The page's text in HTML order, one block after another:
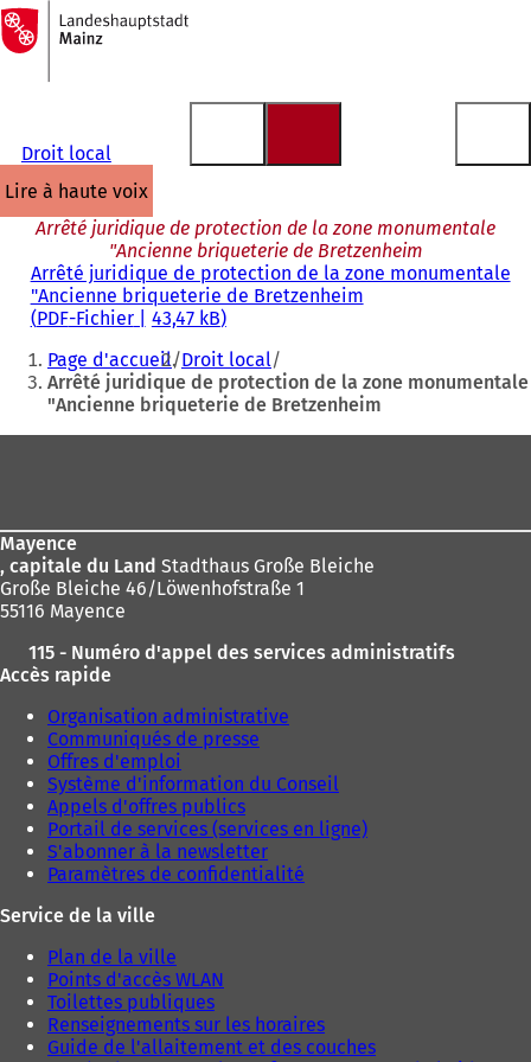
Accéder au contenu
Vers
la
page
d'accueil
Droit local
lire à haute voix
Arrêté juridique de protection de la zone monumentale
"Ancienne briqueterie de Bretzenheim
Arrêté juridique de protection de la zone monumentale
"Ancienne briqueterie de Bretzenheim
PDF-Fichier 43,47 kB
Vous
êtes
:
Page d'accueil Droit local
Arrêté juridique de protection de la zone monumentale
"Ancienne briqueterie de Bretzenheim
Mayence
, capitale du Land Stadthaus Große Bleiche
Große Bleiche 46/Löwenhofstraße 1
55116 Mayence
115 - Numéro d'appel des services administratifs
Accès rapide
Organisation administrative
Communiqués de presse
Offres d'emploi
Système d'information du Conseil
Appels d'offres publics
Portail de services (services en ligne)
S'abonner à la newsletter
Paramètres de confidentialité
Service de la ville
Plan de la ville
Points d'accès WLAN
Toilettes publiques
Renseignements sur les horaires
Guide de l'allaitement et des couches